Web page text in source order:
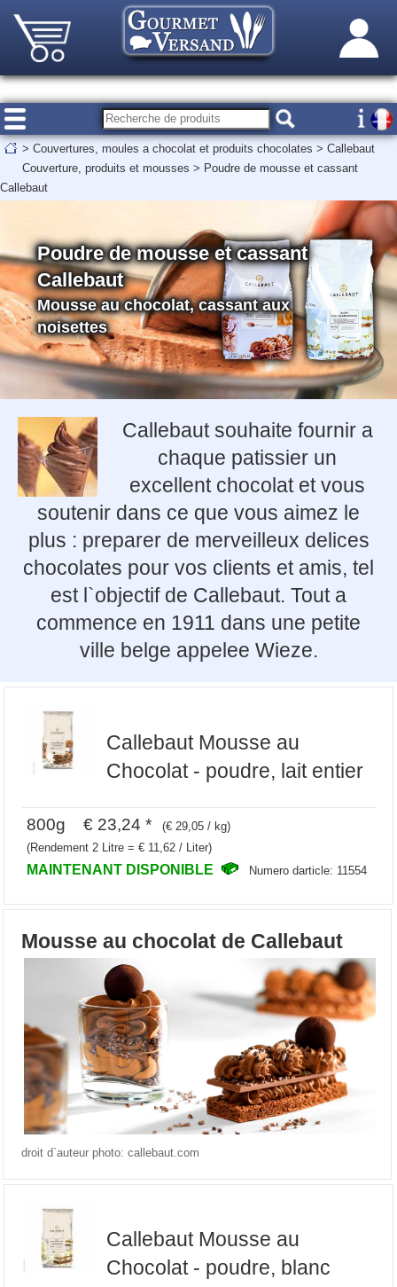
> Couvertures, moules a chocolat et produits chocolates > Callebaut
Couverture, produits et mousses > Poudre de mousse et cassant
Callebaut
Poudre de mousse et cassant
Callebaut
Mousse au chocolat, cassant aux
noisettes
Callebaut souhaite fournir a
chaque patissier un
excellent chocolat et vous
soutenir dans ce que vous aimez le
plus : preparer de merveilleux delices
chocolates pour vos clients et amis, tel
est l`objectif de Callebaut. Tout a
commence en 1911 dans une petite
ville belge appelee Wieze.
Callebaut Mousse au
Chocolat - poudre, lait entier
800g € 23,24 *
(€ 29,05 / kg)
(Rendement 2 Litre = € 11,62 / Liter)
MAINTENANT DISPONIBLE Numero darticle: 11554
Mousse au chocolat de Callebaut
droit d`auteur photo: callebaut.com
Callebaut Mousse au
Chocolat - poudre, blanc